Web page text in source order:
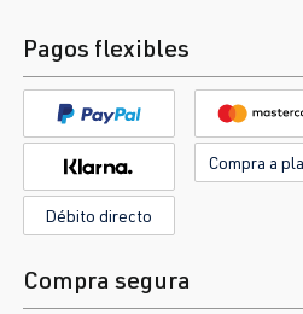
Pagos flexibles
Compra a
Débito directo
Compra segura